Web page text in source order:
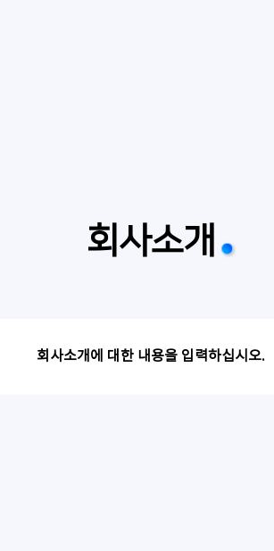
회사소개
회사소개에 대한 내용을 입력하십시오.